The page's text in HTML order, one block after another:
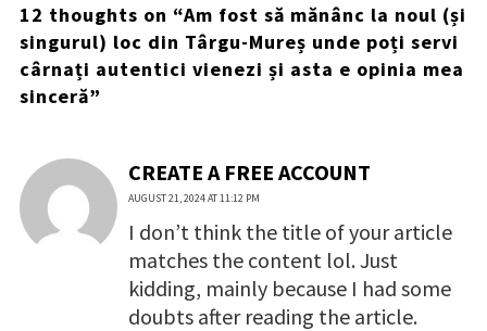
12 thoughts on “Am fost să mănânc la noul (și
singurul) loc din Târgu-Mureș unde poți servi
cârnați autentici vienezi și asta e opinia mea
sinceră”
CREATE A FREE ACCOUNT
AUGUST 21, 2024 AT 11:12 PM
I don’t think the title of your article
matches the content lol. Just
kidding, mainly because I had some
doubts after reading the article.